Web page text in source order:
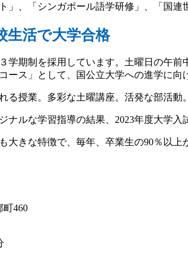
」、「シンガポール語学研修」、「国
生活で大学合格
期制を採用しています。土曜日の午前
ース」として、国公立大学への進学に向
授業。多彩な土曜講座。活発な部活動
ルな学習指導の結果、2023年度大学入
きな特徴で、毎年、卒業生の90％以上
町460